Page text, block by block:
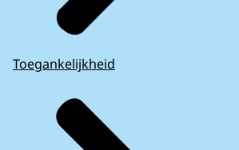
Toegankelijkheid